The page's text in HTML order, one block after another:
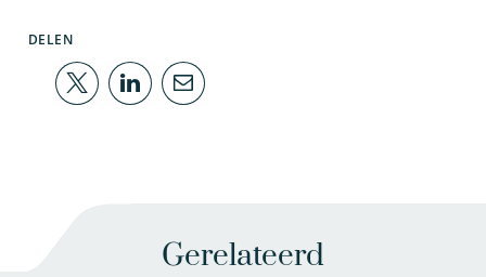
DELEN
Gerelateerd